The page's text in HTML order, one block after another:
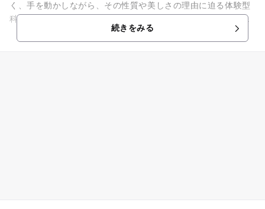
く、手を動かしながら、その性質や美しさの理由に迫る体験型
科学実習です。研磨実習では、原石を少しずつ磨き上げ、自分
だけの宝石へと仕上げていく過...
続きをみる